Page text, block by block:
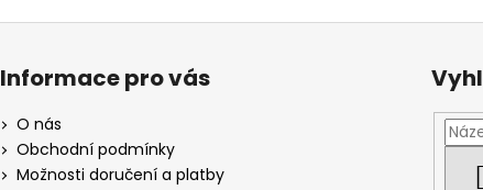
a
v
Informace pro vás
O nás
Obchodní podmínky
Možnosti doručení a platby